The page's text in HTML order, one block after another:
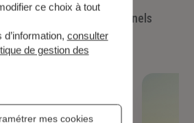
Pour les professionnels
ce choix à tout
d’information, consulter
de gestion des
mes cookies